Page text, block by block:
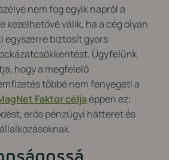
nem fog egyik napról a
kezelhetővé válik, ha a cég olyan
egyszerre biztosít gyors
Ügyfelünk
hogy a megfelelő
többé nem fenyegeti a
Faktor céljaéppen ez:
erős pénzügyi hátteret és